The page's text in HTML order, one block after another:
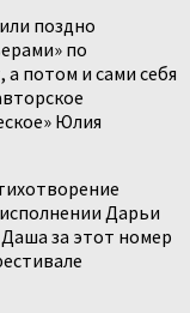
поздно
по
потом и сами себя
Юлия
Дарьи
за этот номер